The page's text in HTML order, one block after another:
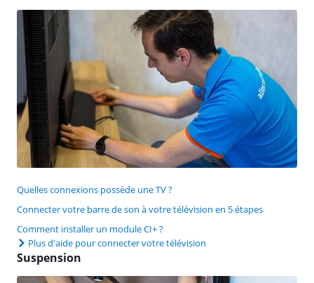
Quelles connexions possède une TV ?
Connecter votre barre de son à votre télévision en 5 étapes
Comment installer un module CI+ ?
Plus d'aide pour connecter votre télévision
Suspension